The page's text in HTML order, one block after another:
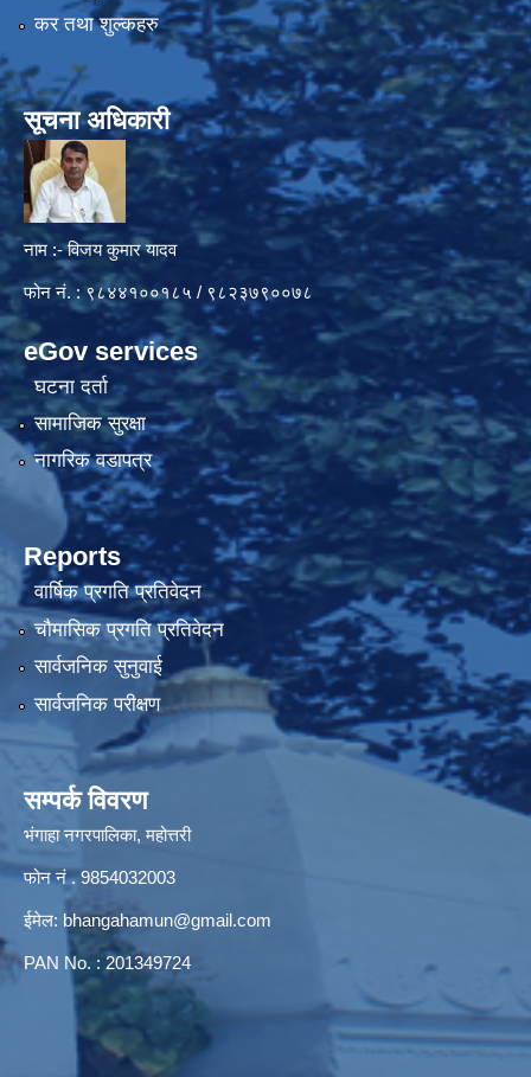
कर तथा शुल्कहरु
सूचना अधिकारी
नाम :- विजय कुमार यादव
फोन नं. : ९८४४१००१८५ / ९८२३७९००७८
eGov services
घटना दर्ता
सामाजिक सुरक्षा
नागरिक वडापत्र
Reports
वार्षिक प्रगति प्रतिवेदन
चौमासिक प्रगति प्रतिवेदन
सार्वजनिक सुनुवाई
सार्वजनिक परीक्षण
सम्पर्क विवरण
भंगाहा नगरपालिका, महोत्तरी
फोन नं . 9854032003
ईमेल: bhangahamun@gmail.com
PAN No. : 201349724